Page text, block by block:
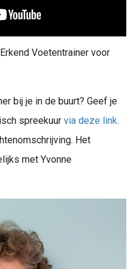
Voetentrainer voor
bij je in de buurt? Geef je
spreekuur via deze link.
Het
met Yvonne